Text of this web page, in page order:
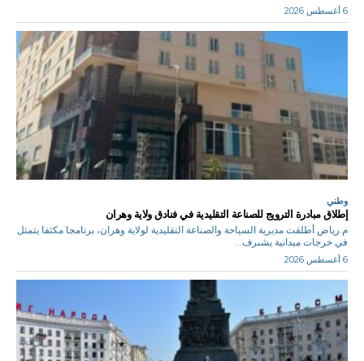
6 أغسطس 2026
وطني
إطلاق مبادرة الترويج للصناعة التقليدية في فنادق ولاية وهران
م.رياض أطلقت مديرية السياحة والصناعة التقليدية لولاية وهران، برنامجا مكثفا يتمثل
في خرجات ميدانية يشىرف...
6 أغسطس 2026